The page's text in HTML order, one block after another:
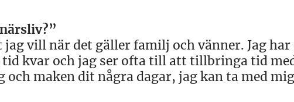
vill när det gäller familj och vänner. Jag har
kvar och jag ser ofta till att tillbringa tid
maken dit några dagar, jag kan ta med